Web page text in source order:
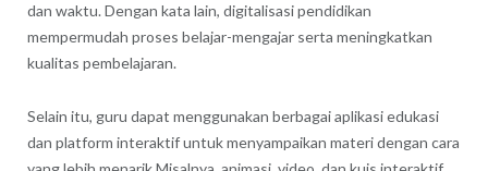
dan waktu. Dengan kata lain, digitalisasi pendidikan
mempermudah proses belajar-mengajar serta meningkatkan
kualitas pembelajaran.
Selain itu, guru dapat menggunakan berbagai aplikasi edukasi
dan platform interaktif untuk menyampaikan materi dengan cara